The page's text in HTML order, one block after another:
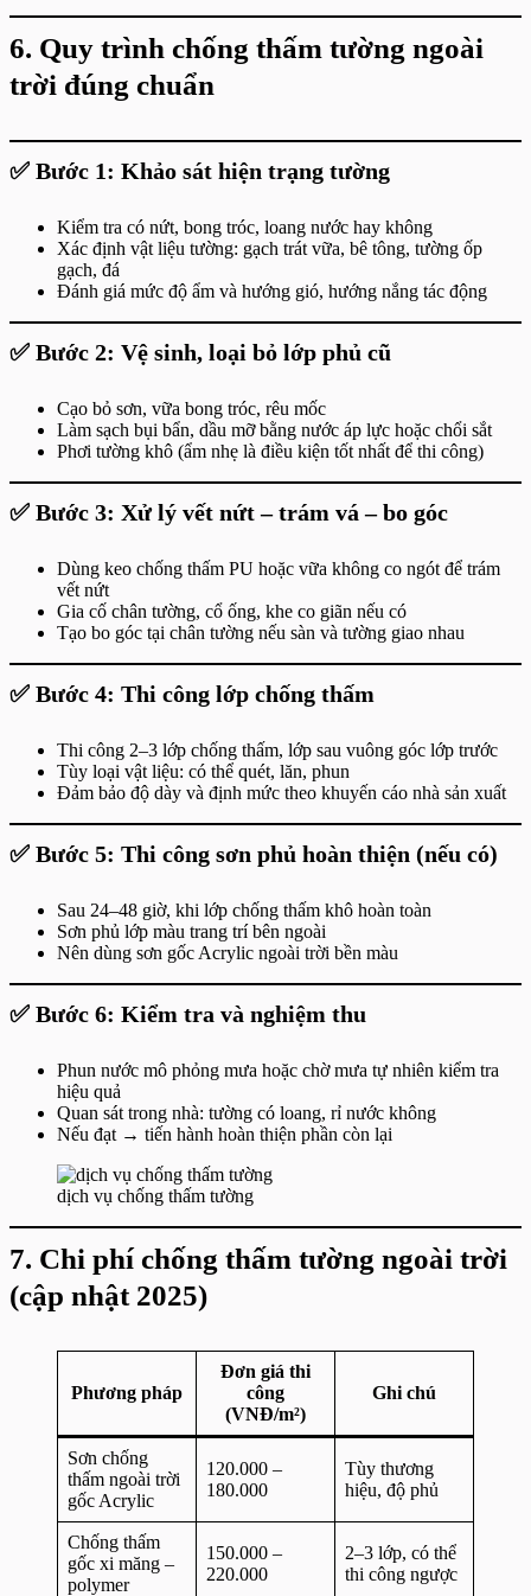
6. Quy trình chống thấm tường ngoài
trời đúng chuẩn
✅ Bước 1: Khảo sát hiện trạng tường
Kiểm tra có nứt, bong tróc, loang nước hay không
Xác định vật liệu tường: gạch trát vữa, bê tông, tường ốp
gạch, đá
Đánh giá mức độ ẩm và hướng gió, hướng nắng tác động
✅ Bước 2: Vệ sinh, loại bỏ lớp phủ cũ
Cạo bỏ sơn, vữa bong tróc, rêu mốc
Làm sạch bụi bẩn, dầu mỡ bằng nước áp lực hoặc chổi sắt
Phơi tường khô (ẩm nhẹ là điều kiện tốt nhất để thi công)
✅ Bước 3: Xử lý vết nứt – trám vá – bo góc
Dùng keo chống thấm PU hoặc vữa không co ngót để trám
vết nứt
Gia cố chân tường, cổ ống, khe co giãn nếu có
Tạo bo góc tại chân tường nếu sàn và tường giao nhau
✅ Bước 4: Thi công lớp chống thấm
Thi công 2–3 lớp chống thấm, lớp sau vuông góc lớp trước
Tùy loại vật liệu: có thể quét, lăn, phun
Đảm bảo độ dày và định mức theo khuyến cáo nhà sản xuất
✅ Bước 5: Thi công sơn phủ hoàn thiện (nếu có)
Sau 24–48 giờ, khi lớp chống thấm khô hoàn toàn
Sơn phủ lớp màu trang trí bên ngoài
Nên dùng sơn gốc Acrylic ngoài trời bền màu
✅ Bước 6: Kiểm tra và nghiệm thu
Phun nước mô phỏng mưa hoặc chờ mưa tự nhiên kiểm tra
hiệu quả
Quan sát trong nhà: tường có loang, rỉ nước không
Nếu đạt → tiến hành hoàn thiện phần còn lại
dịch vụ chống thấm tường
7. Chi phí chống thấm tường ngoài trời
(cập nhật 2025)
Phương pháp
Đơn giá thi
công
(VNĐ/m²)
Ghi chú
Sơn chống
thấm ngoài trời
gốc Acrylic
120.000 –
180.000
Tùy thương
hiệu, độ phủ
Chống thấm
gốc xi măng –
polymer
150.000 –
220.000
2–3 lớp, có thể
thi công ngược